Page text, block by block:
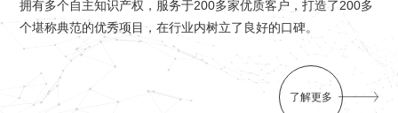
拥有多个自主知识产权，服务于200多家优质客户，打造了200多
个堪称典范的优秀项目，在行业内树立了良好的口碑。
了解更多